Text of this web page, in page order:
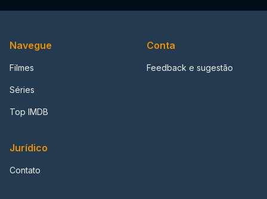
Navegue
Filmes
Séries
Top IMDB
Conta
Feedback e sugestão
Jurídico
Contato